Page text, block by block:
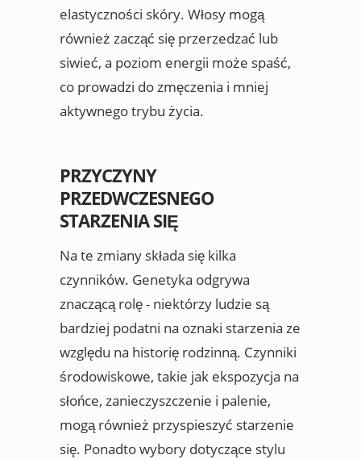
elastyczności skóry. Włosy mogą
również zacząć się przerzedzać lub
siwieć, a poziom energii może spaść,
co prowadzi do zmęczenia i mniej
aktywnego trybu życia.
PRZYCZYNY
PRZEDWCZESNEGO
STARZENIA SIĘ
Na te zmiany składa się kilka
czynników. Genetyka odgrywa
znaczącą rolę - niektórzy ludzie są
bardziej podatni na oznaki starzenia ze
względu na historię rodzinną. Czynniki
środowiskowe, takie jak ekspozycja na
słońce, zanieczyszczenie i palenie,
mogą również przyspieszyć starzenie
się. Ponadto wybory dotyczące stylu